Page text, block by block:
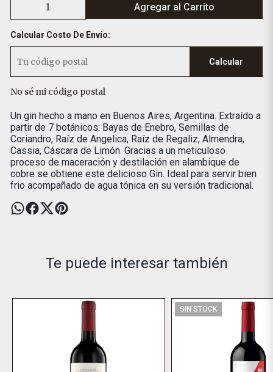
Agregar al Carrito
Calcular Costo De Envío:
Calcular
No sé mi código postal
Un gin hecho a mano en Buenos Aires, Argentina. Extraído a
partir de 7 botánicos: Bayas de Enebro, Semillas de
Coriandro, Raíz de Angelica, Raíz de Regaliz, Almendra,
Cassia, Cáscara de Limón. Gracias a un meticuloso
proceso de maceración y destilación en alambique de
cobre se obtiene este delicioso Gin. Ideal para servir bien
frio acompañado de agua tónica en su versión tradicional.
Te puede interesar también
SIN STOCK